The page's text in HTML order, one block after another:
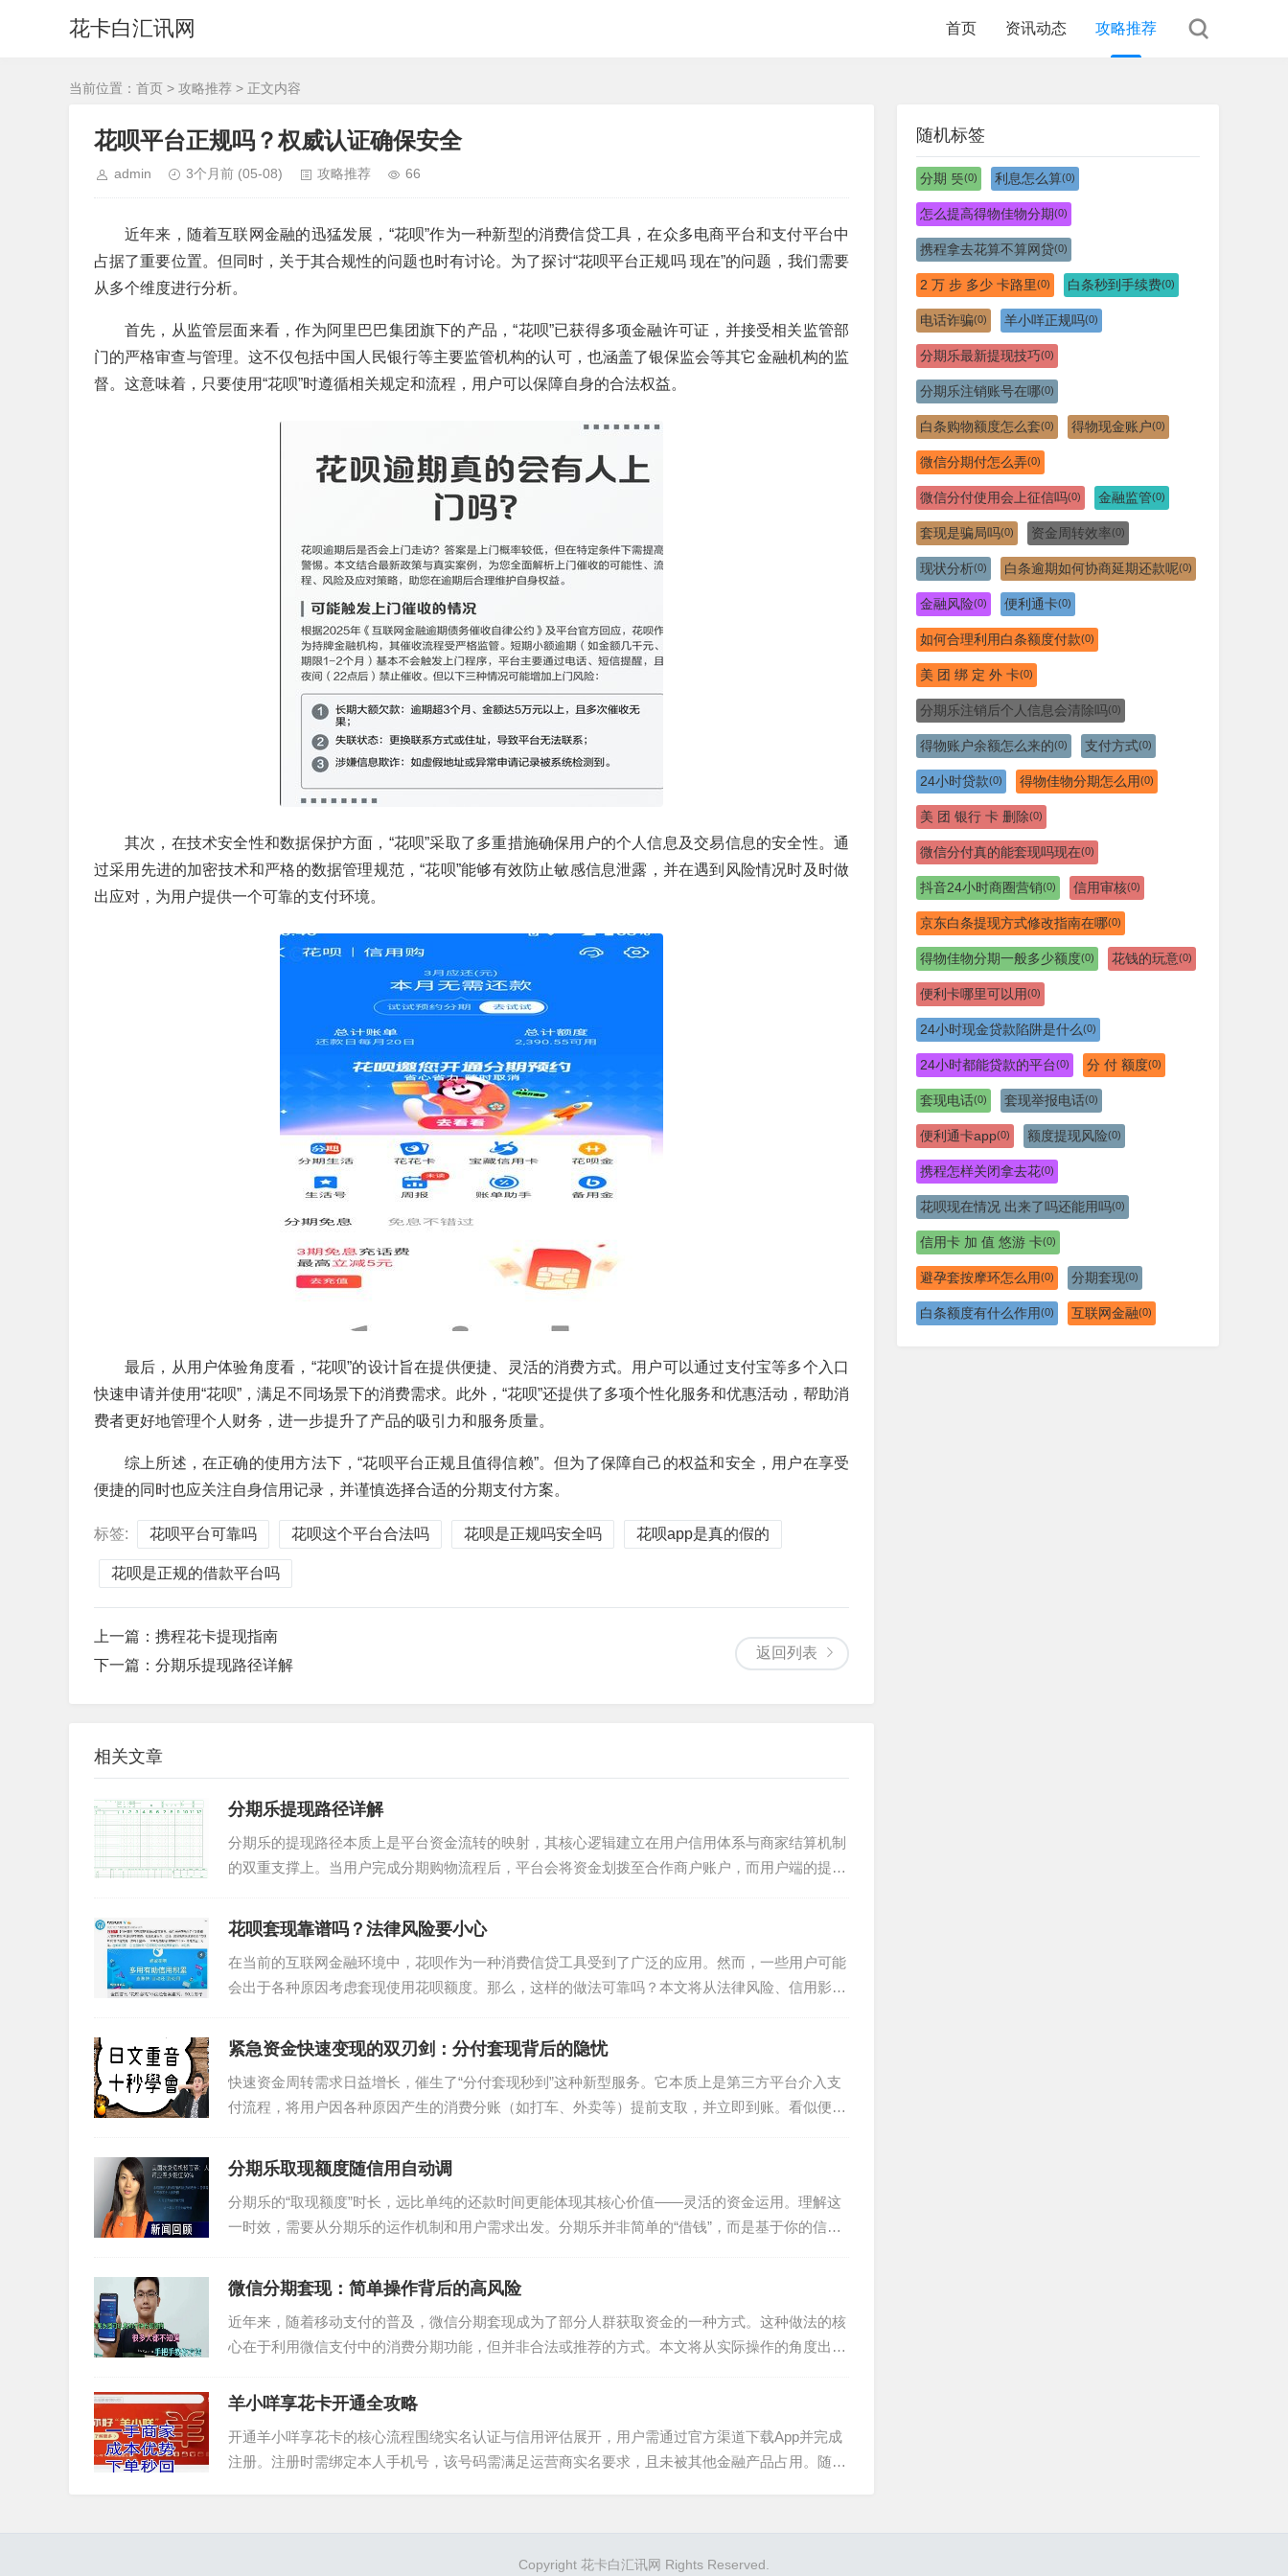
花卡白汇讯网 首页 资讯动态 攻略推荐
当前位置： 首页 > 攻略推荐 > 正文内容
花呗平台正规吗？权威认证确保安全
admin 3个月前 (05-08) 攻略推荐 66
近年来，随着互联网金融的迅猛发展，“花呗”作为一种新型的消费信贷工具，在众多电商平台和支付平台中
占据了重要位置。但同时，关于其合规性的问题也时有讨论。为了探讨“花呗平台正规吗 现在”的问题，我们需要
从多个维度进行分析。
首先，从监管层面来看，作为阿里巴巴集团旗下的产品，“花呗”已获得多项金融许可证，并接受相关监管部
门的严格审查与管理。这不仅包括中国人民银行等主要监管机构的认可，也涵盖了银保监会等其它金融机构的监
督。这意味着，只要使用“花呗”时遵循相关规定和流程，用户可以保障自身的合法权益。
其次，在技术安全性和数据保护方面，“花呗”采取了多重措施确保用户的个人信息及交易信息的安全性。通
过采用先进的加密技术和严格的数据管理规范，“花呗”能够有效防止敏感信息泄露，并在遇到风险情况时及时做
出应对，为用户提供一个可靠的支付环境。
最后，从用户体验角度看，“花呗”的设计旨在提供便捷、灵活的消费方式。用户可以通过支付宝等多个入口
快速申请并使用“花呗”，满足不同场景下的消费需求。此外，“花呗”还提供了多项个性化服务和优惠活动，帮助消
费者更好地管理个人财务，进一步提升了产品的吸引力和服务质量。
综上所述，在正确的使用方法下，“花呗平台正规且值得信赖”。但为了保障自己的权益和安全，用户在享受
便捷的同时也应关注自身信用记录，并谨慎选择合适的分期支付方案。
标签: 花呗平台可靠吗 花呗这个平台合法吗 花呗是正规吗安全吗 花呗app是真的假的
花呗是正规的借款平台吗
返回列表
上一篇： 携程花卡提现指南
下一篇： 分期乐提现路径详解
相关文章
分期乐提现路径详解
分期乐的提现路径本质上是平台资金流转的映射，其核心逻辑建立在用户信用体系与商家结算机制
的双重支撑上。当用户完成分期购物流程后，平台会将资金划拨至合作商户账户，而用户端的提现
花呗套现靠谱吗？法律风险要小心
在当前的互联网金融环境中，花呗作为一种消费信贷工具受到了广泛的应用。然而，一些用户可能
会出于各种原因考虑套现使用花呗额度。那么，这样的做法可靠吗？本文将从法律风险、信用影响
紧急资金快速变现的双刃剑：分付套现背后的隐忧
快速资金周转需求日益增长，催生了“分付套现秒到”这种新型服务。它本质上是第三方平台介入支
付流程，将用户因各种原因产生的消费分账（如打车、外卖等）提前支取，并立即到账。看似便
分期乐取现额度随信用自动调
分期乐的“取现额度”时长，远比单纯的还款时间更能体现其核心价值——灵活的资金运用。理解这
一时效，需要从分期乐的运作机制和用户需求出发。分期乐并非简单的“借钱”，而是基于你的信用
微信分期套现：简单操作背后的高风险
近年来，随着移动支付的普及，微信分期套现成为了部分人群获取资金的一种方式。这种做法的核
心在于利用微信支付中的消费分期功能，但并非合法或推荐的方式。本文将从实际操作的角度出
羊小咩享花卡开通全攻略
开通羊小咩享花卡的核心流程围绕实名认证与信用评估展开，用户需通过官方渠道下载App并完成
注册。注册时需绑定本人手机号，该号码需满足运营商实名要求，且未被其他金融产品占用。随后
随机标签
分期 뜻(0) 利息怎么算(0)
怎么提高得物佳物分期(0)
携程拿去花算不算网贷(0)
2 万 步 多少 卡路里(0) 白条秒到手续费(0)
电话诈骗(0) 羊小咩正规吗(0)
分期乐最新提现技巧(0)
分期乐注销账号在哪(0)
白条购物额度怎么套(0) 得物现金账户(0)
微信分期付怎么弄(0)
微信分付使用会上征信吗(0) 金融监管(0)
套现是骗局吗(0) 资金周转效率(0)
现状分析(0) 白条逾期如何协商延期还款呢(0)
金融风险(0) 便利通卡(0)
如何合理利用白条额度付款(0)
美 团 绑 定 外 卡(0)
分期乐注销后个人信息会清除吗(0)
得物账户余额怎么来的(0) 支付方式(0)
24小时贷款(0) 得物佳物分期怎么用(0)
美 团 银行 卡 删除(0)
微信分付真的能套现吗现在(0)
抖音24小时商圈营销(0) 信用审核(0)
京东白条提现方式修改指南在哪(0)
得物佳物分期一般多少额度(0) 花钱的玩意(0)
便利卡哪里可以用(0)
24小时现金贷款陷阱是什么(0)
24小时都能贷款的平台(0) 分 付 额度(0)
套现电话(0) 套现举报电话(0)
便利通卡app(0) 额度提现风险(0)
携程怎样关闭拿去花(0)
花呗现在情况 出来了吗还能用吗(0)
信用卡 加 值 悠游 卡(0)
避孕套按摩环怎么用(0) 分期套现(0)
白条额度有什么作用(0) 互联网金融(0)
Copyright 花卡白汇讯网 Rights Reserved.